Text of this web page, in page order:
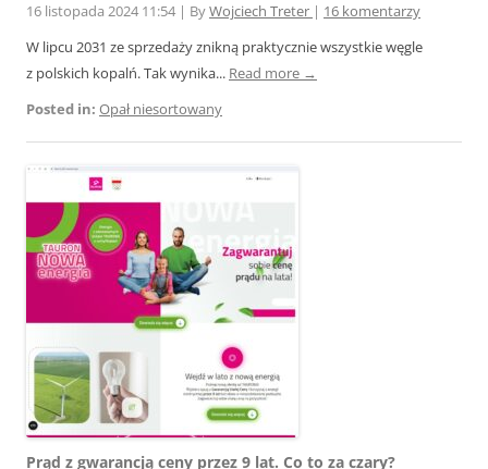
16 listopada 2024 11:54 | ByWojciech Treter | 16 komentarzy
W lipcu 2031 ze sprzedaży znikną praktycznie wszystkie węgle
z polskich kopalń. Tak wynika... Read more →
Posted in: Opał niesortowany
Prąd z gwarancją ceny przez 9 lat. Co to za czary?